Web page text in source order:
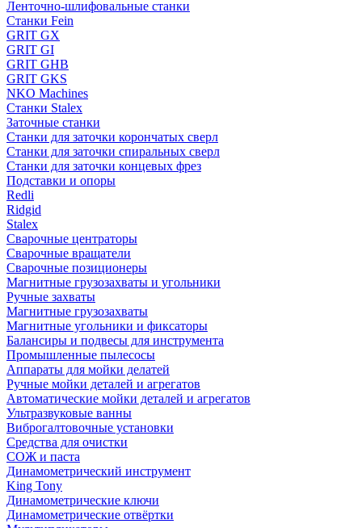
Ленточно-шлифовальные станки
Станки Fein
GRIT GX
GRIT GI
GRIT GHB
GRIT GKS
NKO Machines
Станки Stalex
Заточные станки
Станки для заточки корончатых сверл
Станки для заточки спиральных сверл
Станки для заточки концевых фрез
Подставки и опоры
Redli
Ridgid
Stalex
Сварочные центраторы
Сварочные вращатели
Сварочные позиционеры
Магнитные грузозахваты и угольники
Ручные захваты
Магнитные грузозахваты
Магнитные угольники и фиксаторы
Балансиры и подвесы для инструмента
Промышленные пылесосы
Аппараты для мойки делатей
Ручные мойки деталей и агрегатов
Автоматические мойки деталей и агрегатов
Ультразвуковые ванны
Виброгалтовочные установки
Средства для очистки
СОЖ и паста
Динамометрический инструмент
King Tony
Динамометрические ключи
Динамометрические отвёртки